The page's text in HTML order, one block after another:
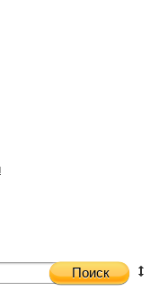
Поиск